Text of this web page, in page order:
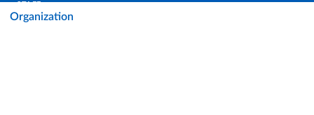
Organization
STAFF